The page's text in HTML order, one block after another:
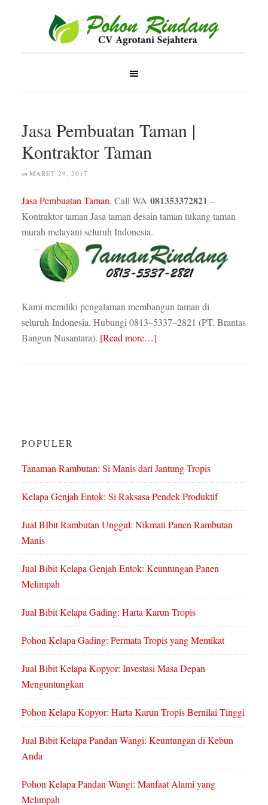
Jasa Pembuatan Taman |
Kontraktor Taman
on MARET 29, 2017
Jasa Pembuatan Taman. Call WA 081353372821 –
Kontraktor taman Jasa taman desain taman tukang taman
murah melayani seluruh Indonesia.
Kami memiliki pengalaman membangun taman di
seluruh Indonesia. Hubungi 0813–5337–2821 (PT. Brantas
Bangun Nusantara). [Read more…]
POPULER
Tanaman Rambutan: Si Manis dari Jantung Tropis
Kelapa Genjah Entok: Si Raksasa Pendek Produktif
Jual BIbit Rambutan Unggul: Nikmati Panen Rambutan
Manis
Jual Bibit Kelapa Genjah Entok: Keuntungan Panen
Melimpah
Jual Bibit Kelapa Gading: Harta Karun Tropis
Pohon Kelapa Gading: Permata Tropis yang Memikat
Jual Bibit Kelapa Kopyor: Investasi Masa Depan
Menguntungkan
Pohon Kelapa Kopyor: Harta Karun Tropis Bernilai Tinggi
Jual Bibit Kelapa Pandan Wangi: Keuntungan di Kebun
Anda
Pohon Kelapa Pandan Wangi: Manfaat Alami yang
Melimpah